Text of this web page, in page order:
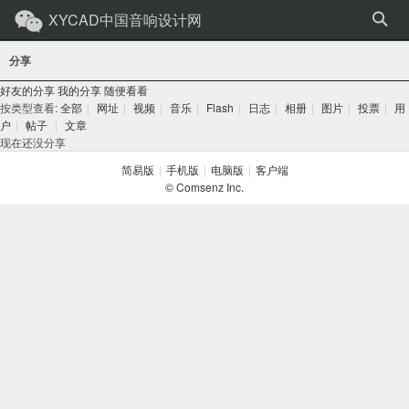
XYCAD中国音响设计网
分享
好友的分享我的分享随便看看
按类型查看:全部 | 网址 | 视频 | 音乐 | Flash | 日志 | 相册 | 图片 | 投票 | 用
户 | 帖子 | 文章
现在还没分享
简易版 | 手机版 | 电脑版 | 客户端
© Comsenz Inc.